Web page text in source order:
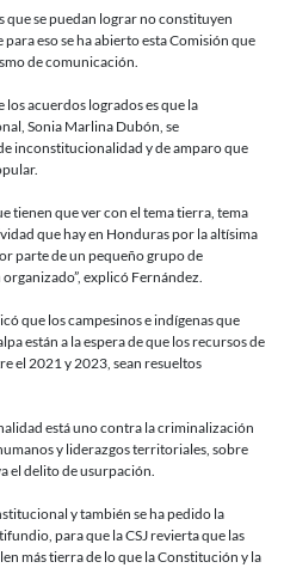
que se puedan lograr no constituyen
eso se ha abierto esta Comisión que
de comunicación.
acuerdos logrados es que la
Sonia Marlina Dubón, se
inconstitucionalidad y de amparo que
tienen que ver con el tema tierra, tema
que hay en Honduras por la altísima
parte de un pequeño grupo de
explicó Fernández.
que los campesinos e indígenas que
están a la espera de que los recursos de
el 2021 y 2023, sean resueltos
está uno contra la criminalización
y liderazgos territoriales, sobre
el delito de usurpación.
y también se ha pedido la
para que la CSJ revierta que las
más tierra de lo que la Constitución y la